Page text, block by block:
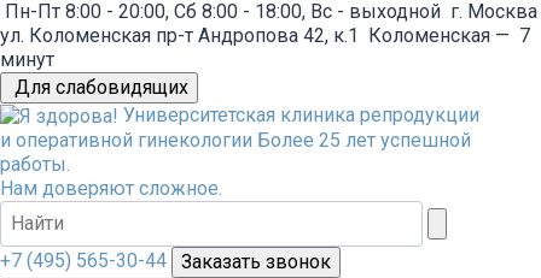
Пн-Пт 8:00 - 20:00, Сб 8:00 - 18:00, Вс - выходной г. Москва
ул. Коломенская пр-т Андропова 42, к.1 Коломенская — 7
минут
Для слабовидящих
Университетская клиника репродукции
и оперативной гинекологии Более 25 лет успешной
работы.
Нам доверяют сложное.
+7 (495) 565-30-44
Заказать звонок